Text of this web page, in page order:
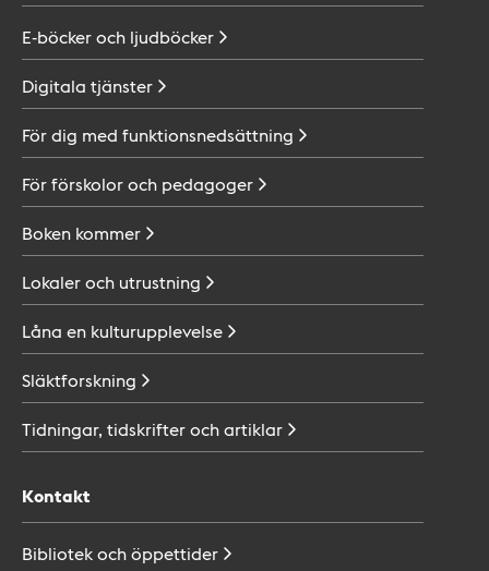
E-böcker och ljudböcker
Digitala tjänster
För dig med funktionsnedsättning
För förskolor och pedagoger
Boken kommer
Lokaler och utrustning
Låna en kulturupplevelse
Släktforskning
Tidningar, tidskrifter ochartiklar
Kontakt
Bibliotek ochöppettider